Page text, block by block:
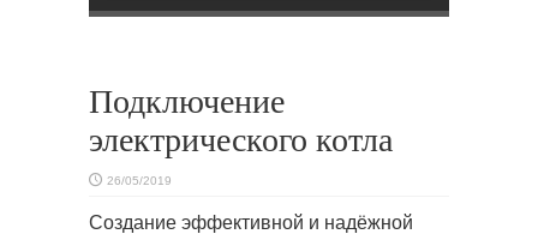
Подключение
электрического котла
26/05/2019
Создание эффективной и надёжной